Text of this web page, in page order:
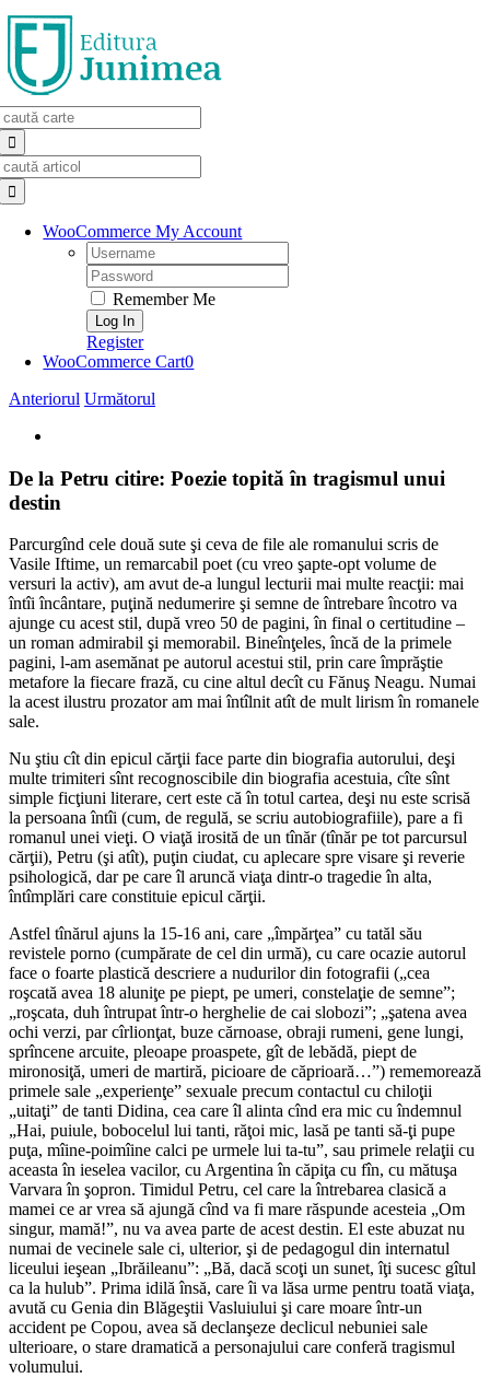
Skip
to
content
WooCommerce My Account
Username:
Password:
Remember Me
Register
WooCommerce Cart0
Anteriorul Următorul
Image
De la Petru citire: Poezie topită în tragismul unui
destin
Parcurgînd cele două sute şi ceva de file ale romanului scris de
Vasile Iftime, un remarcabil poet (cu vreo şapte-opt volume de
versuri la activ), am avut de-a lungul lecturii mai multe reacţii: mai
întîi încântare, puţină nedumerire şi semne de întrebare încotro va
ajunge cu acest stil, după vreo 50 de pagini, în final o certitudine –
un roman admirabil şi memorabil. Bineînţeles, încă de la primele
pagini, l-am asemănat pe autorul acestui stil, prin care împrăştie
metafore la fiecare frază, cu cine altul decît cu Fănuş Neagu. Numai
la acest ilustru prozator am mai întîlnit atît de mult lirism în romanele
sale.
Nu ştiu cît din epicul cărţii face parte din biografia autorului, deşi
multe trimiteri sînt recognoscibile din biografia acestuia, cîte sînt
simple ficţiuni literare, cert este că în totul cartea, deşi nu este scrisă
la persoana întîi (cum, de regulă, se scriu autobiografiile), pare a fi
romanul unei vieţi. O viaţă irosită de un tînăr (tînăr pe tot parcursul
cărţii), Petru (şi atît), puţin ciudat, cu aplecare spre visare şi reverie
psihologică, dar pe care îl aruncă viaţa dintr-o tragedie în alta,
întîmplări care constituie epicul cărţii.
Astfel tînărul ajuns la 15-16 ani, care „împărţea” cu tatăl său
revistele porno (cumpărate de cel din urmă), cu care ocazie autorul
face o foarte plastică descriere a nudurilor din fotografii („cea
roşcată avea 18 aluniţe pe piept, pe umeri, constelaţie de semne”;
„roşcata, duh întrupat într-o herghelie de cai slobozi”; „şatena avea
ochi verzi, par cîrlionţat, buze cărnoase, obraji rumeni, gene lungi,
sprîncene arcuite, pleoape proaspete, gît de lebădă, piept de
mironosiţă, umeri de martiră, picioare de căprioară…”) rememorează
primele sale „experienţe” sexuale precum contactul cu chiloţii
„uitaţi” de tanti Didina, cea care îl alinta cînd era mic cu îndemnul
„Hai, puiule, bobocelul lui tanti, răţoi mic, lasă pe tanti să-ţi pupe
puţa, mîine-poimîine calci pe urmele lui ta-tu”, sau primele relaţii cu
aceasta în ieselea vacilor, cu Argentina în căpiţa cu fîn, cu mătuşa
Varvara în şopron. Timidul Petru, cel care la întrebarea clasică a
mamei ce ar vrea să ajungă cînd va fi mare răspunde acesteia „Om
singur, mamă!”, nu va avea parte de acest destin. El este abuzat nu
numai de vecinele sale ci, ulterior, şi de pedagogul din internatul
liceului ieşean „Ibrăileanu”: „Bă, dacă scoţi un sunet, îţi sucesc gîtul
ca la hulub”. Prima idilă însă, care îi va lăsa urme pentru toată viaţa,
avută cu Genia din Blăgeştii Vasluiului şi care moare într-un
accident pe Copou, avea să declanşeze declicul nebuniei sale
ulterioare, o stare dramatică a personajului care conferă tragismul
volumului.